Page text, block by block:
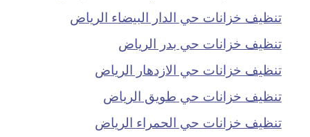
تنظيف خزانات حي الدار البيضاء الرياض
تنظيف خزانات حي بدر الرياض
تنظيف خزانات حي الازدهار الرياض
تنظيف خزانات حي طويق الرياض
تنظيف خزانات حي الحمراء الرياض